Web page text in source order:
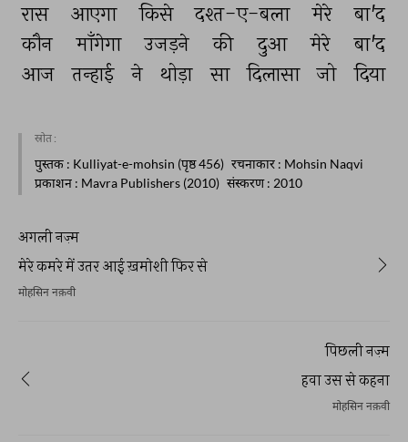
रास
आएगा किसे दश्त-ए-बला मेरे बा'द
कौन माँगेगा उजड़ने की दुआ मेरे बा'द
आज तन्हाई ने थोड़ा सा दिलासा जो दिया
स्रोत :
पुस्तक : Kulliyat-e-mohsin (पृष्ठ 456) रचनाकार : Mohsin Naqvi
प्रकाशन : Mavra Publishers (2010) संस्करण: 2010
अगली नज़्म
मेरे कमरे में उतर आई ख़मोशी फिर से
मोहसिन नक़वी
पिछली नज़्म
हवा उस से कहना
मोहसिन नक़वी